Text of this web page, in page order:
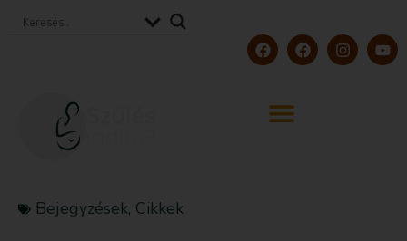
Bejegyzések, Cikkek